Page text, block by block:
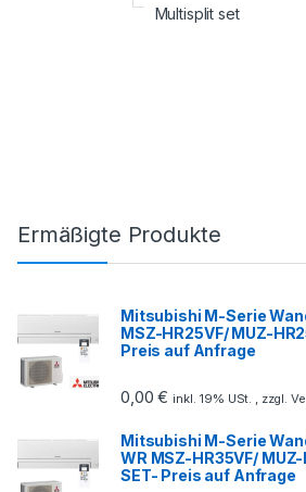
Multisplit set
Ermäßigte Produkte
Mitsubishi M-Serie
MSZ-HR25VF/ MUZ-
Preis auf Anfrage
0,00€ inkl. 19% USt. , zzgl.
Mitsubishi M-Serie
WR MSZ-HR35VF/
SET- Preis auf Anfrage